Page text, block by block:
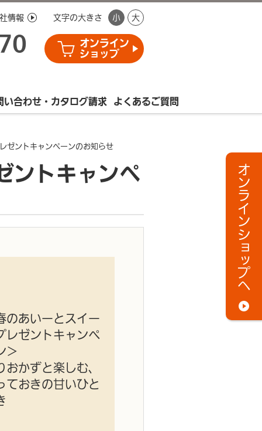
情報 文字の大きさ 小 大
オンライン
ショップ
い合わせ・カタログ請求 よくあるご質問
ゼントキャンペーンのお知らせ
ントキャンペ
のあいーとスイー
レゼントキャンペ
＞
おかずと楽しむ、
ておきの甘いひと
オンラインショップへ